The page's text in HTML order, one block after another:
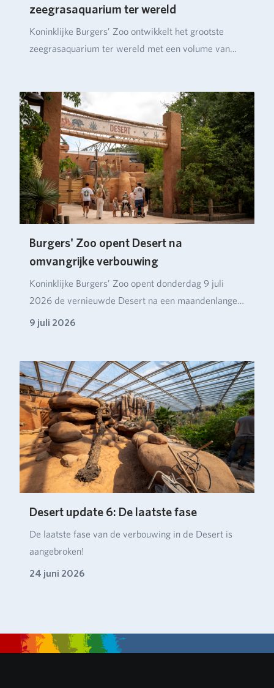
zeegrasaquarium ter wereld
Koninklijke Burgers’ Zoo ontwikkelt het grootste
zeegrasaquarium ter wereld met een volume van
Burgers' Zoo opent Desert na
omvangrijke verbouwing
Koninklijke Burgers’ Zoo opent donderdag 9 juli
2026 de vernieuwde Desert na een maandenlange
verbou…
9 juli 2026
Desert update 6: De laatste fase
De laatste fase van de verbouwing in de Desert is
aangebroken!
24 juni 2026